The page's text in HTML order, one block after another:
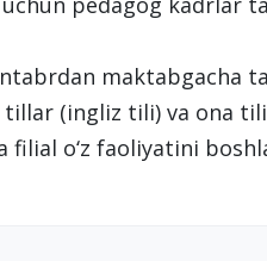
maktabgacha
(ingliz tili) va ona
filial o‘z faoliyatini